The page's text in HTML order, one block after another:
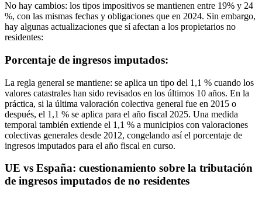
No hay cambios: los tipos impositivos se mantienen entre 19% y 24
%, con las mismas fechas y obligaciones que en 2024. Sin embargo,
hay algunas actualizaciones que sí afectan a los propietarios no
residentes:
Porcentaje de ingresos imputados:
La regla general se mantiene: se aplica un tipo del 1,1 % cuando los
valores catastrales han sido revisados en los últimos 10 años. En la
práctica, si la última valoración colectiva general fue en 2015 o
después, el 1,1 % se aplica para el año fiscal 2025. Una medida
temporal también extiende el 1,1 % a municipios con valoraciones
colectivas generales desde 2012, congelando así el porcentaje de
ingresos imputados para el año fiscal en curso.
UE vs España: cuestionamiento sobre la tributación
de ingresos imputados de no residentes